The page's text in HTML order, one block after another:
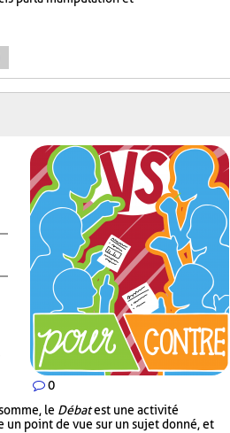
0
le Débatest une activité
un point de vue sur un sujet donné, et